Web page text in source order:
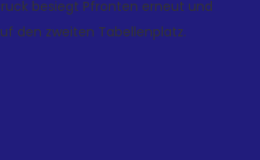
besiegt Pfronten erneut und
den zweiten Tabellenplatz.